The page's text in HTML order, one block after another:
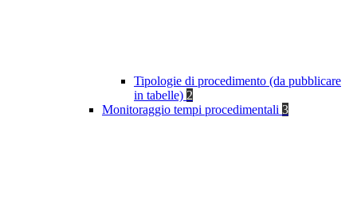
Tipologie di procedimento (da pubblicare
in tabelle) 2
Monitoraggio tempi procedimentali 3